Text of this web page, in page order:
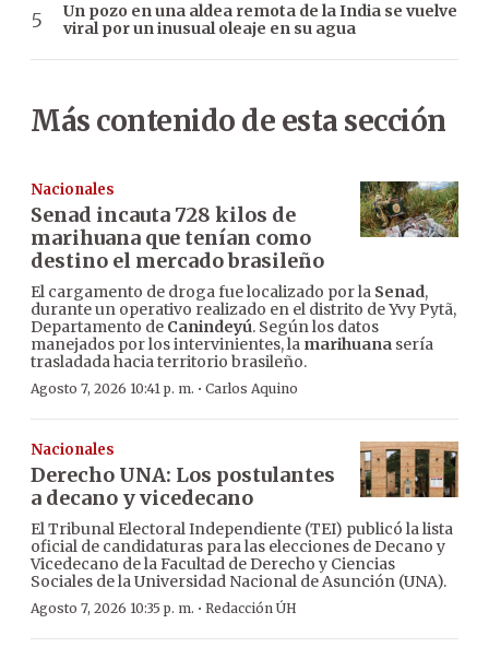
Un pozo en una aldea remota de la India se vuelve
viral por un inusual oleaje en su agua
Más contenido de esta sección
Nacionales
Senad incauta 728 kilos de
marihuana que tenían como
destino el mercado brasileño
El cargamento de droga fue localizado por la Senad,
durante un operativo realizado en el distrito de Yvy Pytã,
Departamento de Canindeyú. Según los datos
manejados por los intervinientes, la marihuana sería
trasladada hacia territorio brasileño.
Agosto 7, 2026 10:41 p. m. · Carlos Aquino
Nacionales
Derecho UNA: Los postulantes
a decano y vicedecano
El Tribunal Electoral Independiente (TEI) publicó la lista
oficial de candidaturas para las elecciones de Decano y
Vicedecano de la Facultad de Derecho y Ciencias
Sociales de la Universidad Nacional de Asunción (UNA).
Agosto 7, 2026 10:35 p. m. · Redacción ÚH